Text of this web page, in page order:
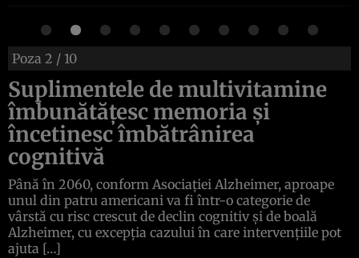
Poza 2 / 10
Suplimentele de multivitamine
îmbunătățesc memoria și
încetinesc îmbătrânirea
cognitivă
Până în 2060, conform Asociației Alzheimer, aproape
unul din patru americani va fi într-o categorie de
vârstă cu risc crescut de declin cognitiv și de boală
Alzheimer, cu excepția cazului în care intervențiile pot
ajuta […]